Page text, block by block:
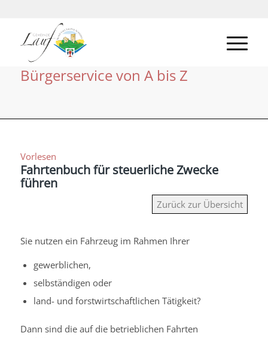
Bürgerservice von A bis Z
Vorlesen
Fahrtenbuch für steuerliche Zwecke
führen
Zurück zur Übersicht
Sie nutzen ein Fahrzeug im Rahmen Ihrer
gewerblichen,
selbständigen oder
land- und forstwirtschaftlichen Tätigkeit?
Dann sind die auf die betrieblichen Fahrten